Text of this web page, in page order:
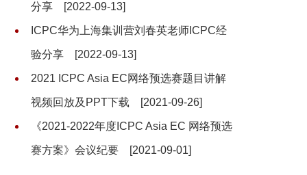
分享 [2022-09-13]
ICPC华为上海集训营刘春英老师ICPC经
验分享 [2022-09-13]
2021 ICPC Asia EC网络预选赛题目讲解
视频回放及PPT下载 [2021-09-26]
《2021-2022年度ICPC Asia EC 网络预选
赛方案》会议纪要 [2021-09-01]